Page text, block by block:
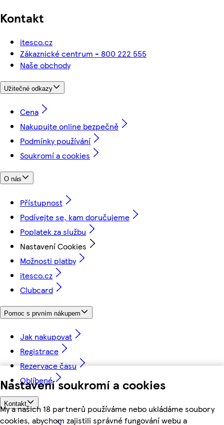
Nastavení soukromí a cookies
My a našich 18 partnerů používáme nebo ukládáme soubory
cookies, abychom zajistili správné fungování webu a
Kontakt
itesco.cz
Zákaznické centrum - 800 222 555
Naše obchody
Užitečné odkazy
Cena
Nakupujte online bezpečně
Podmínky používání
Soukromí a cookies
O nás
Přístupnost
Podívejte se, kam doručujeme
Poplatek za službu
Nastavení Cookies
Možnosti platby
itesco.cz
Clubcard
Pomoc s prvním nákupem
Jak nakupovat
Registrace
Rezervace času
Oblíbené
Kontakt